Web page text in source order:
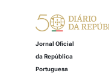
Jornal Oficial
da República
Portuguesa